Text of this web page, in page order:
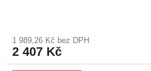
1 989,26 Kč bez DPH
2 407 Kč